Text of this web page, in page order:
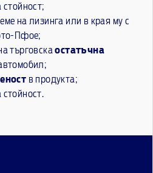
стойност;
на лизинга или в края му с
Пфое;
търговскаостатъчна
в продукта;
стойност.